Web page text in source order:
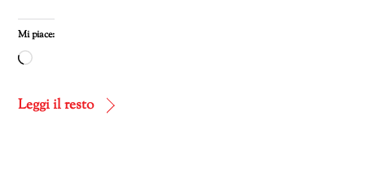
Mi piace:
Caricamento
corso…
Leggi il resto